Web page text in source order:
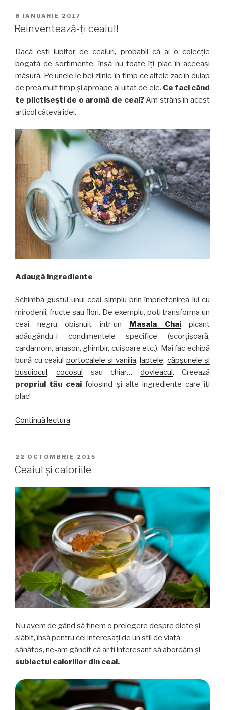
PUBLICAT
PE
8 IANUARIE 2017
Reinventează-ți ceaiul!
Dacă ești iubitor de ceaiuri, probabil că ai o colecție
bogată de sortimente, însă nu toate îți plac în aceeași
măsură. Pe unele le bei zilnic, în timp ce altele zac în dulap
de prea mult timp și aproape ai uitat de ele. Ce faci când
te plictisești de o aromă de ceai?Am strâns în acest
articol câteva idei.
Adaugă ingrediente
Schimbă gustul unui ceai simplu prin împrietenirea lui cu
mirodenii, fructe sau flori. De exemplu, poți transforma un
ceai negru obișnuit într-un Masala Chaipicant
adăugându-i condimentele specifice (scorțișoară,
cardamom, anason, ghimbir, cuișoare etc.). Mai fac echipă
bună cu ceaiul portocalele și vanilia, laptele, căpșunele și
busuiocul,cocosul sau chiar… dovleacul. Creează
propriul tău ceai folosind și alte ingrediente care îți
plac!
Continuă lectura
PUBLICAT
PE
22 OCTOMBRIE 2015
Ceaiul şi caloriile
Nu avem de gând să ţinem o prelegere despre diete şi
slăbit, însă pentru cei interesaţi de un stil de viaţă
sănătos, ne-am gândit că ar fi interesant să abordăm şi
subiectul caloriilor din ceai.